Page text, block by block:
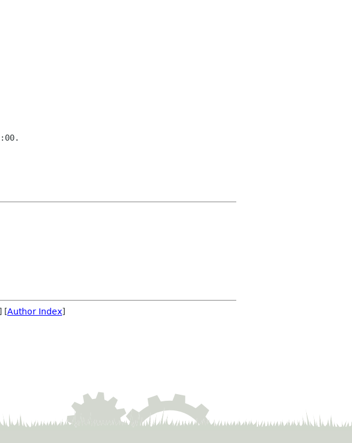
] [Author Index]